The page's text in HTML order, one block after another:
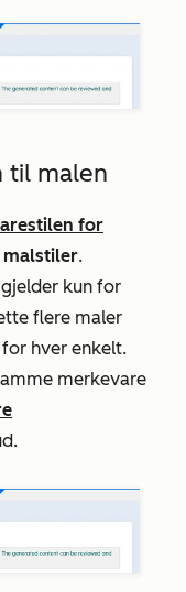
til malen
for
.
kun for
flere maler
hver enkelt.
merkevare